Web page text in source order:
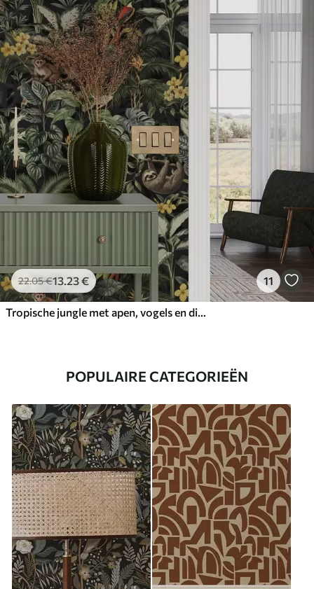
22.05€13.23€ 11
Tropische jungle met apen, vogels en dicht gebladerte
POPULAIRE CATEGORIEËN